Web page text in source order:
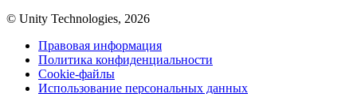
© Unity Technologies, 2026
Правовая информация
Политика конфиденциальности
Cookie-файлы
Использование персональных данных